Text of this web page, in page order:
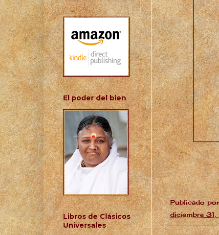
Publicado
diciembre
El poder del bien
Libros de Clásicos
Universales